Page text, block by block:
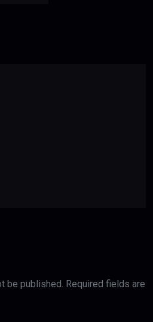
be published. Required fields are